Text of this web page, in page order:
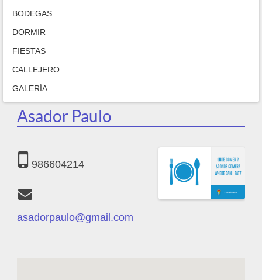
BODEGAS
DORMIR
FIESTAS
CALLEJERO
GALERÍA
Asador Paulo
986604214
asadorpaulo@gmail.com